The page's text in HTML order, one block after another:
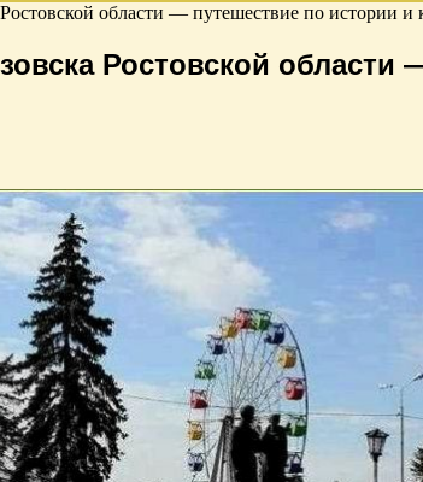
области — путешествие по истории и
Ростовской области